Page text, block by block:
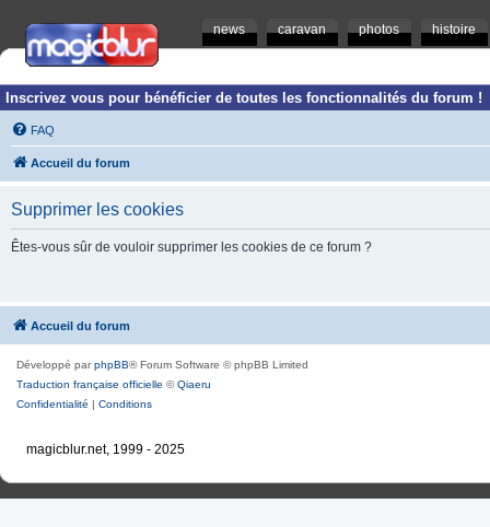
news caravan photos histoire
Inscrivez vous pour bénéficier de toutes les fonctionnalités du forum !
FAQ
Accueil du forum
Supprimer les cookies
Êtes-vous sûr de vouloir supprimer les cookies de ce forum ?
Accueil du forum
Développé parphpBB® Forum Software © phpBB Limited
Traduction française officielle ©Qiaeru
Confidentialité | Conditions
magicblur.net, 1999 - 2025